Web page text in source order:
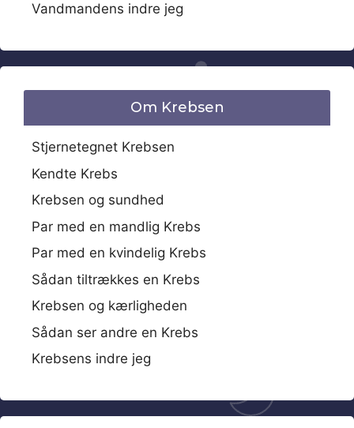
Vandmandens indre jeg
Om Krebsen
Stjernetegnet Krebsen
Kendte Krebs
Krebsen og sundhed
Par med en mandlig Krebs
Par med en kvindelig Krebs
Sådan tiltrækkes en Krebs
Krebsen og kærligheden
Sådan ser andre en Krebs
Krebsens indre jeg